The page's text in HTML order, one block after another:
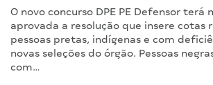
O novo concurso DPE PE Defensor terá
aprovada a resolução que insere cotas
pessoas pretas, indígenas e com
novas seleções do órgão. Pessoas
com…